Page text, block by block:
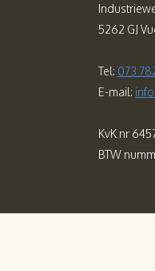
5262 GJ
Tel: 073
E-mail:
KvK nr
BTW